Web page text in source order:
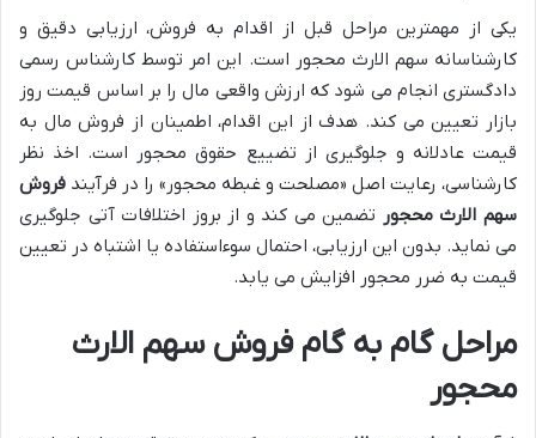
یکی از مهمترین مراحل قبل از اقدام به فروش، ارزیابی دقیق و
کارشناسانه سهم الارث محجور است. این امر توسط کارشناس رسمی
دادگستری انجام می شود که ارزش واقعی مال را بر اساس قیمت روز
بازار تعیین می کند. هدف از این اقدام، اطمینان از فروش مال به
قیمت عادلانه و جلوگیری از تضییع حقوق محجور است. اخذ نظر
کارشناسی، رعایت اصل «مصلحت و غبطه محجور» را در فرآیند فروش
سهم الارث محجور تضمین می کند و از بروز اختلافات آتی جلوگیری
می نماید. بدون این ارزیابی، احتمال سوءاستفاده یا اشتباه در تعیین
قیمت به ضرر محجور افزایش می یابد.
مراحل گام به گام فروش سهم الارث
محجور